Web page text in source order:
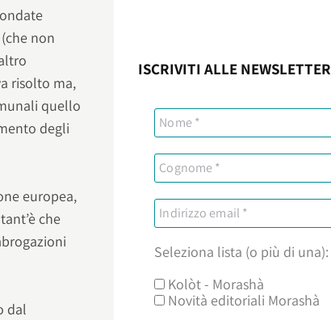
non
risolto ma,
quello
degli
europea,
che
dal
ISCRIVITI ALLE NEWSLETTER
Seleziona lista (o più di una):
Kolòt - Morashà
Novità editoriali Morashà